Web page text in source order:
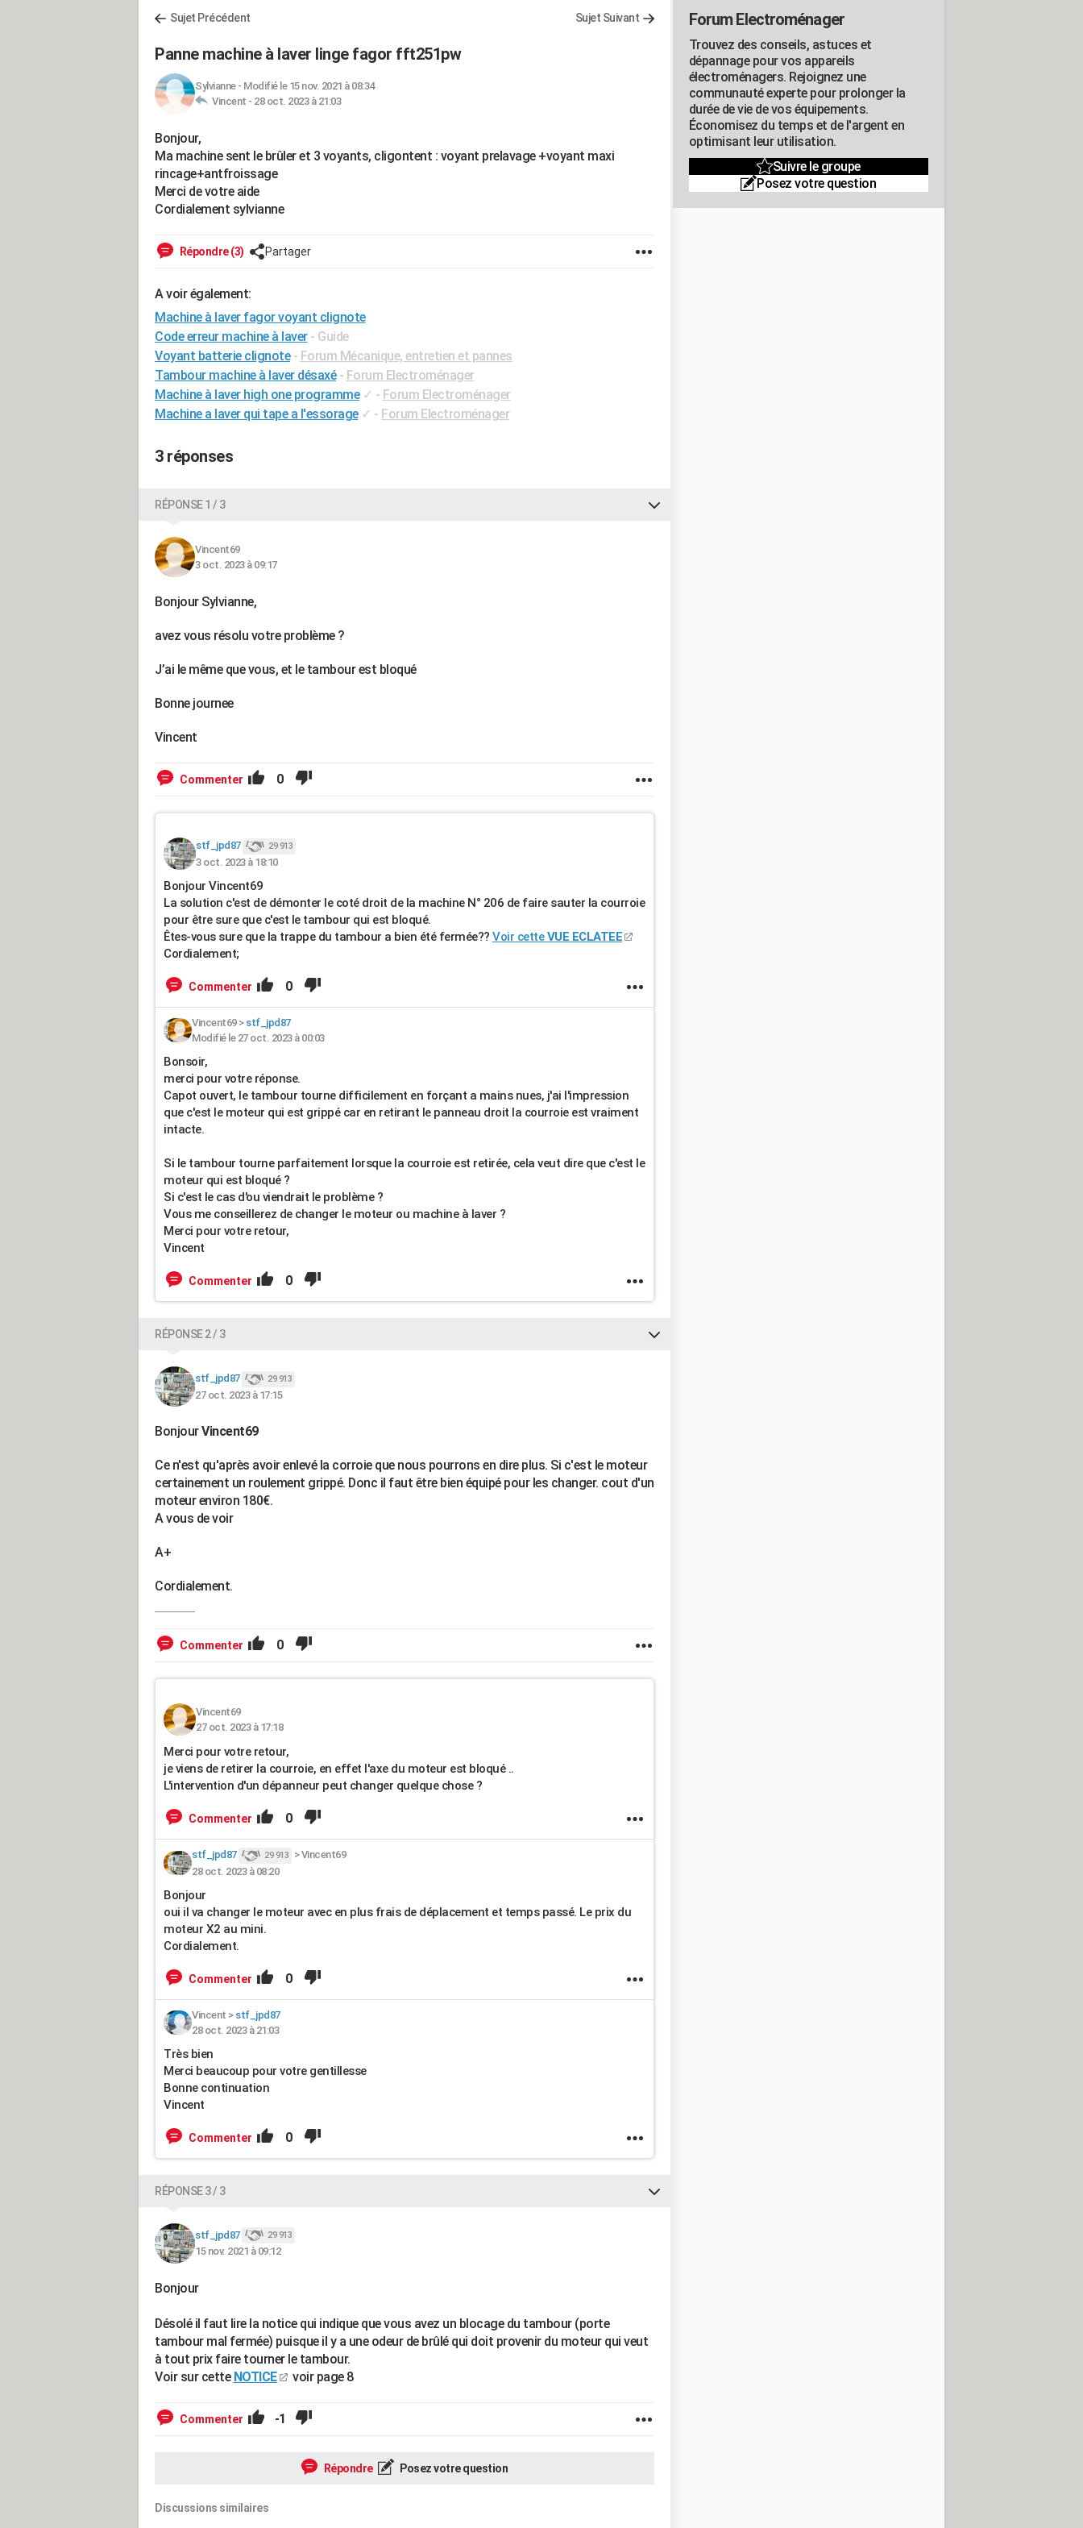
Sujet Précédent Sujet Suivant
Panne machine à laver linge fagor fft251pw
Sylvianne- Modifié le 15 nov. 2021 à 08:34
Vincent - 28 oct. 2023 à 21:03
Bonjour,
Ma machine sent le brûler et 3 voyants, cligontent : voyant prelavage +voyant maxi
rincage+antfroissage
Merci de votre aide
Cordialement sylvianne
Répondre (3) Partager
A voir également:
Machine à laver fagor voyant clignote
Code erreur machine à laver - Guide
Voyant batterie clignote - Forum Mécanique, entretien et pannes
Tambour machine à laver désaxé - Forum Electroménager
Machine à laver high one programme ✓ - Forum Electroménager
Machine a laver qui tape a l'essorage ✓ - Forum Electroménager
3 réponses
RÉPONSE 1 / 3
Vincent69
3 oct. 2023 à 09:17
Bonjour Sylvianne,
avez vous résolu votre problème ?
J’ai le même que vous, et le tambour est bloqué
Bonne journee
Vincent
Commenter 0
stf_jpd87 29 913
3 oct. 2023 à 18:10
Bonjour Vincent69
La solution c'est de démonter le coté droit de la machine N° 206 de faire sauter la courroie
pour être sure que c'est le tambour qui est bloqué.
Êtes-vous sure que la trappe du tambour a bien été fermée?? Voir cetteVUE ECLATEE
Cordialement;
Commenter 0
Vincent69> stf_jpd87
Modifié le 27 oct. 2023 à 00:03
Bonsoir,
merci pour votre réponse.
Capot ouvert, le tambour tourne difficilement en forçant a mains nues, j'ai l'impression
que c'est le moteur qui est grippé car en retirant le panneau droit la courroie est vraiment
intacte.
Si le tambour tourne parfaitement lorsque la courroie est retirée, cela veut dire que c'est le
moteur qui est bloqué ?
Si c'est le cas d'ou viendrait le problème ?
Vous me conseillerez de changer le moteur ou machine à laver ?
Merci pour votre retour,
Vincent
Commenter 0
RÉPONSE 2 / 3
stf_jpd87 29 913
27 oct. 2023 à 17:15
BonjourVincent69
Ce n'est qu'après avoir enlevé la corroie que nous pourrons en dire plus. Si c'est le moteur
certainement un roulement grippé. Donc il faut être bien équipé pour les changer. cout d'un
moteur environ 180€.
A vous de voir
A+
Cordialement.
Commenter 0
Vincent69
27 oct. 2023 à 17:18
Merci pour votre retour,
je viens de retirer la courroie, en effet l'axe du moteur est bloqué ..
L'intervention d'un dépanneur peut changer quelque chose ?
Commenter 0
stf_jpd87 29 913 >Vincent69
28 oct. 2023 à 08:20
Bonjour
oui il va changer le moteur avec en plus frais de déplacement et temps passé. Le prix du
moteur X2 au mini.
Cordialement.
Commenter 0
Vincent > stf_jpd87
28 oct. 2023 à 21:03
Très bien
Merci beaucoup pour votre gentillesse
Bonne continuation
Vincent
Commenter 0
RÉPONSE 3 / 3
stf_jpd87 29 913
15 nov. 2021 à 09:12
Bonjour
Désolé il faut lire la notice qui indique que vous avez un blocage du tambour (porte
tambour mal fermée) puisque il y a une odeur de brûlé qui doit provenir du moteur qui veut
à tout prix faire tourner le tambour.
Voir sur cette NOTICE voir page 8
Commenter -1
Répondre Posez votre question
Discussions similaires
Forum Electroménager
Trouvez des conseils, astuces et
dépannage pour vos appareils
électroménagers. Rejoignez une
communauté experte pour prolonger la
durée de vie de vos équipements.
Économisez du temps et de l'argent en
optimisant leur utilisation.
Suivre le groupe
Posez votre question